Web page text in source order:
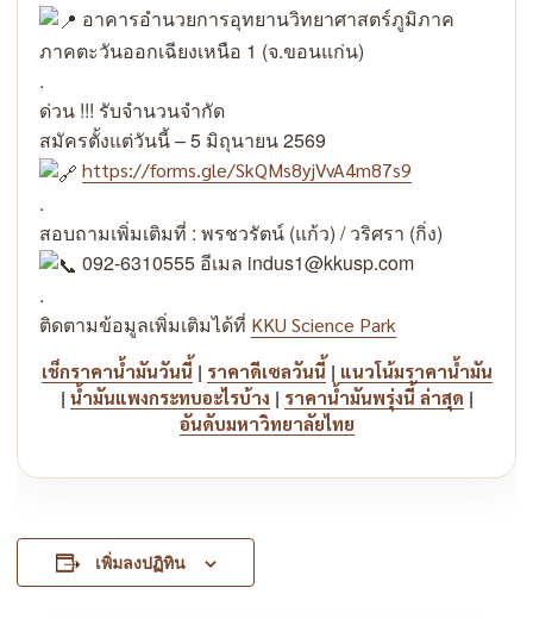
อาคารอำนวยการอุทยานวิทยาศาสตร์ภูมิภาค
ภาคตะวันออกเฉียงเหนือ 1 (จ.ขอนแก่น)
.
ด่วน !!! รับจำนวนจำกัด
สมัครตั้งแต่วันนี้ – 5 มิถุนายน 2569
https://forms.gle/SkQMs8yjVvA4m87s9
.
สอบถามเพิ่มเติมที่ : พรชวรัตน์ (แก้ว) / วริศรา (กิ่ง)
092-6310555 อีเมล indus1@kkusp.com
.
ติดตามข้อมูลเพิ่มเติมได้ที่ KKU Science Park
เช็กราคาน้ำมันวันนี้ | ราคาดีเซลวันนี้ | แนวโน้มราคาน้ำมัน
| น้ำมันแพงกระทบอะไรบ้าง | ราคาน้ำมันพรุ่งนี้ ล่าสุด |
อันดับมหาวิทยาลัยไทย
เพิ่มลงปฏิทิน